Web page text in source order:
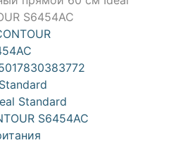
S6454AC
Standard
S6454AC